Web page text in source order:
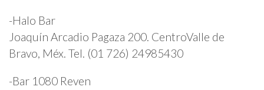
-Halo Bar
Joaquín Arcadio Pagaza 200. CentroValle de
Bravo, Méx. Tel. (01 726) 24985430
-Bar 1080 Reven